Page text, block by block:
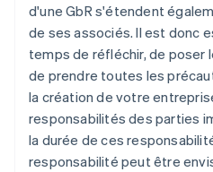
d'une GbR s'étendent
de ses associés. Il est donc
temps de réfléchir, de poser
de prendre toutes les
la création de votre
responsabilités des parties
la durée de ces
responsabilité peut être